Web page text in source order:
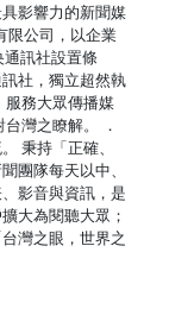
影響力的新聞媒
限公司，以企業
訊社設置條
社，獨立超然執
服務大眾傳播媒
灣之瞭解。 ．
秉持「正確、
團隊每天以中、
影音與資訊，是
大為閱聽大眾；
灣之眼，世界之